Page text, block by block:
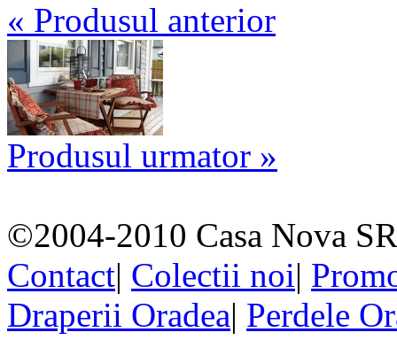
« Produsul anterior
Produsul urmator »
©2004-2010 Casa Nova
Contact| Colectii noi|
Draperii Oradea| Perdele